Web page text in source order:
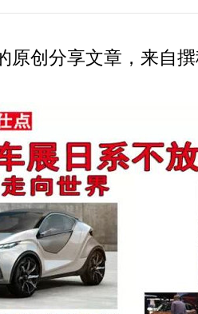
原创分享文章，来自